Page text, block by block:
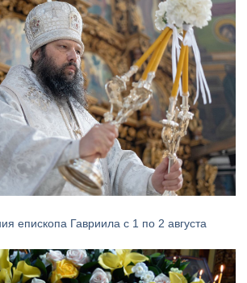
епископа Гавриила с 1 по 2 августа